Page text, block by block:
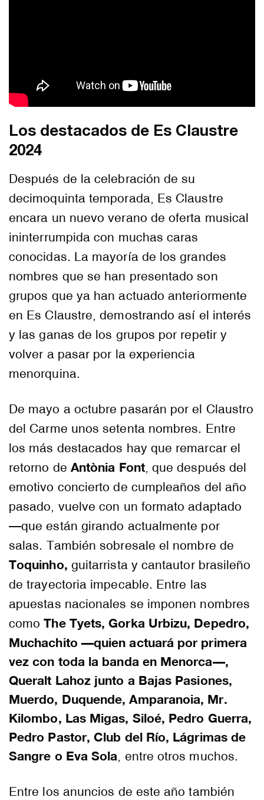
Los destacados de Es Claustre
2024
Después de la celebración de su
decimoquinta temporada, Es Claustre
encara un nuevo verano de oferta musical
ininterrumpida con muchas caras
conocidas. La mayoría de los grandes
nombres que se han presentado son
grupos que ya han actuado anteriormente
en Es Claustre, demostrando así el interés
y las ganas de los grupos por repetir y
volver a pasar por la experiencia
menorquina.
De mayo a octubre pasarán por el Claustro
del Carme unos setenta nombres. Entre
los más destacados hay que remarcar el
retorno de Antònia Font, que después del
emotivo concierto de cumpleaños del año
pasado, vuelve con un formato adaptado
—que están girando actualmente por
salas. También sobresale el nombre de
Toquinho, guitarrista y cantautor brasileño
de trayectoria impecable. Entre las
apuestas nacionales se imponen nombres
comoThe Tyets, Gorka Urbizu, Depedro,
Muchachito —quien actuará por primera
vez con toda la banda en Menorca—,
Queralt Lahoz junto a Bajas Pasiones,
Muerdo, Duquende, Amparanoia, Mr.
Kilombo, Las Migas, Siloé, Pedro Guerra,
Pedro Pastor, Club del Río, Lágrimas de
Sangre o Eva Sola, entre otros muchos.
Entre los anuncios de este año también